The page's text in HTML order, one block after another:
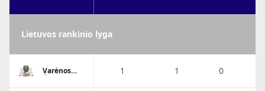
Lietuvos rankinio lyga
Varėnos
1 1 0